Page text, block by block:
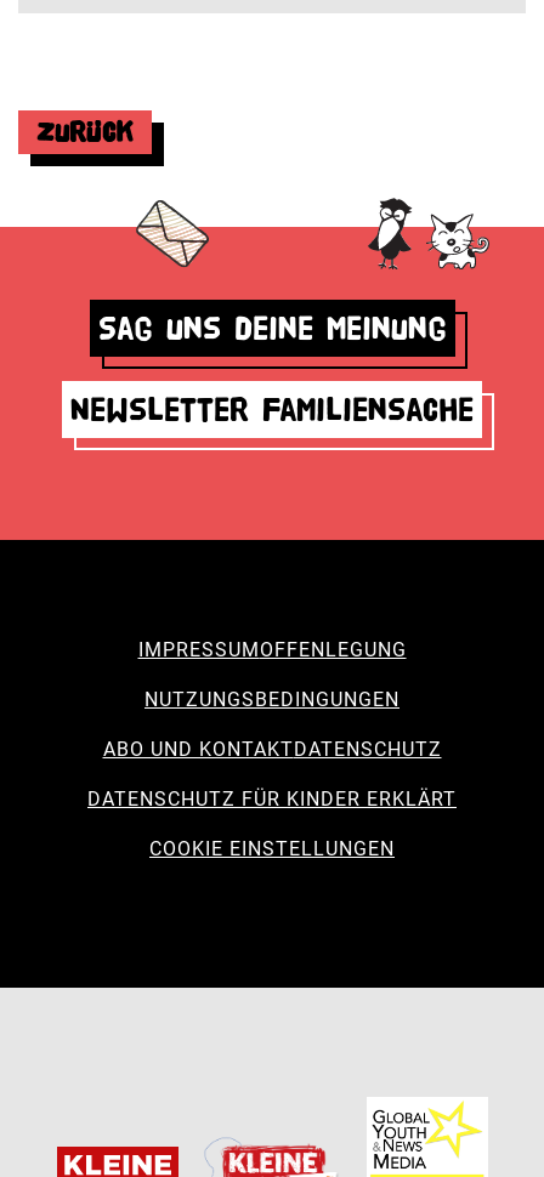
Zurück
Sag uns deine Meinung
Newsletter Familiensache
IMPRESSUMOFFENLEGUNG
NUTZUNGSBEDINGUNGEN
ABO UND KONTAKTDATENSCHUTZ
DATENSCHUTZ FÜR KINDER ERKLÄRT
COOKIE EINSTELLUNGEN